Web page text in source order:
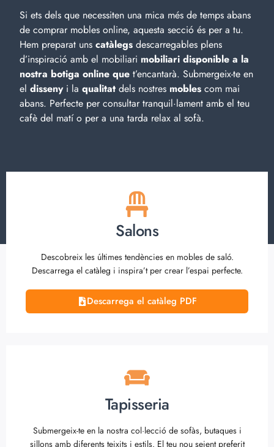
Si ets dels que necessiten una mica més de temps abans
de comprar mobles online, aquesta secció és per a tu.
Hem preparat uns catàlegs descarregables plens
d’inspiració amb el mobiliari mobiliari disponible a la
nostra botiga online que t’encantarà. Submergeix-te en
el dissenyi la qualitat dels nostres mobles com mai
abans. Perfecte per consultar tranquil·lament amb el teu
cafè del matí o per a una tarda relax al sofà.
Salons
Descobreix les últimes tendències en mobles de saló.
Descarrega el catàleg i inspira’t per crear l’espai perfecte.
Descarrega el catàleg PDF
Tapisseria
Submergeix-te en la nostra col·lecció de sofàs, butaques i
sillons amb diferents teixits i estils. El teu nou seient preferit